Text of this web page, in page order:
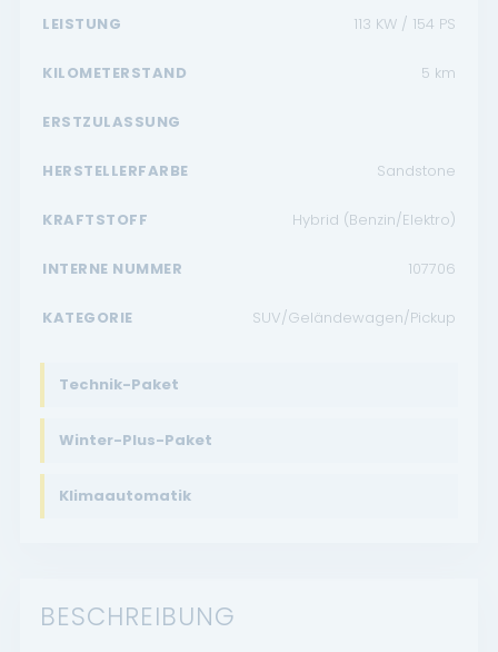
LEISTUNG 113 KW / 154 PS
KILOMETERSTAND 5 km
ERSTZULASSUNG
HERSTELLERFARBE Sandstone
KRAFTSTOFF Hybrid (Benzin/Elektro)
INTERNE NUMMER 107706
KATEGORIE SUV/Geländewagen/Pickup
Technik-Paket
Winter-Plus-Paket
Klimaautomatik
BESCHREIBUNG